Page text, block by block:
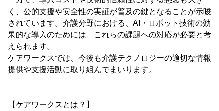
く、公的支援や安全性の実証が普及の鍵となることが示唆
されています。介護分野における、AI・ロボット技術の効
果的な導入のためには、これらの課題への対応が必要と考
えられます。
ケアワークスでは、今後も介護テクノロジーの適切な情報
提供や支援活動に取り組んでまいります。
【ケアワークスとは？】